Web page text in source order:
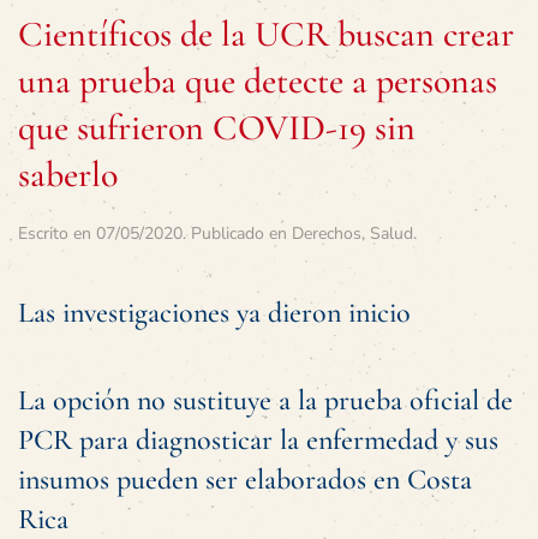
Científicos de la UCR buscan crear
una prueba que detecte a personas
que sufrieron COVID-19 sin
saberlo
Escrito en 07/05/2020. Publicado en Derechos, Salud.
Las investigaciones ya dieron inicio
La opción no sustituye a la prueba oficial de
PCR para diagnosticar la enfermedad y sus
insumos pueden ser elaborados en Costa
Rica